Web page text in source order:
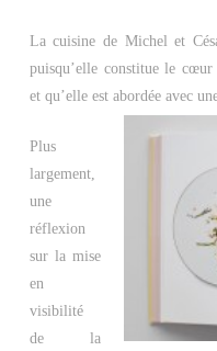
La cuisine de Michel et
puisqu’elle constitue le cœur
et qu’elle est abordée avec
Plus
largement,
une
réflexion
sur la mise
en
visibilité
de la